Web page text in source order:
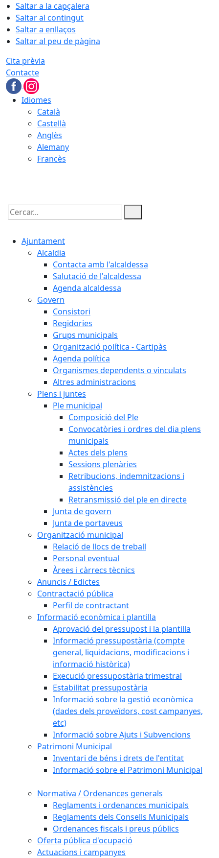
Saltar a la capçalera
Saltar al contingut
Saltar a enllaços
Saltar al peu de pàgina
Cita prèvia
Contacte
Idiomes
Català
Castellà
Anglès
Alemany
Francès
Cercar:
Ajuntament
Alcaldia
Contacta amb l'alcaldessa
Salutació de l'alcaldessa
Agenda alcaldessa
Govern
Consistori
Regidories
Grups municipals
Organització política - Cartipàs
Agenda política
Organismes dependents o vinculats
Altres administracions
Plens i juntes
Ple municipal
Composició del Ple
Convocatòries i ordres del dia plens
municipals
Actes dels plens
Sessions plenàries
Retribucions, indemnitzacions i
assistències
Retransmissió del ple en directe
Junta de govern
Junta de portaveus
Organització municipal
Relació de llocs de treball
Personal eventual
Àrees i càrrecs tècnics
Anuncis / Edictes
Contractació pública
Perfil de contractant
Informació econòmica i plantilla
Aprovació del pressupost i la plantilla
Informació pressupostària (compte
general, liquidacions, modificacions i
informació històrica)
Execució pressupostària trimestral
Estabilitat pressupostària
Informació sobre la gestió econòmica
(dades dels proveïdors, cost campanyes,
etc)
Informació sobre Ajuts i Subvencions
Patrimoni Municipal
Inventari de béns i drets de l'entitat
Informació sobre el Patrimoni Municipal
Normativa / Ordenances generals
Reglaments i ordenances municipals
Reglaments dels Consells Municipals
Ordenances fiscals i preus públics
Oferta pública d'ocupació
Actuacions i campanyes